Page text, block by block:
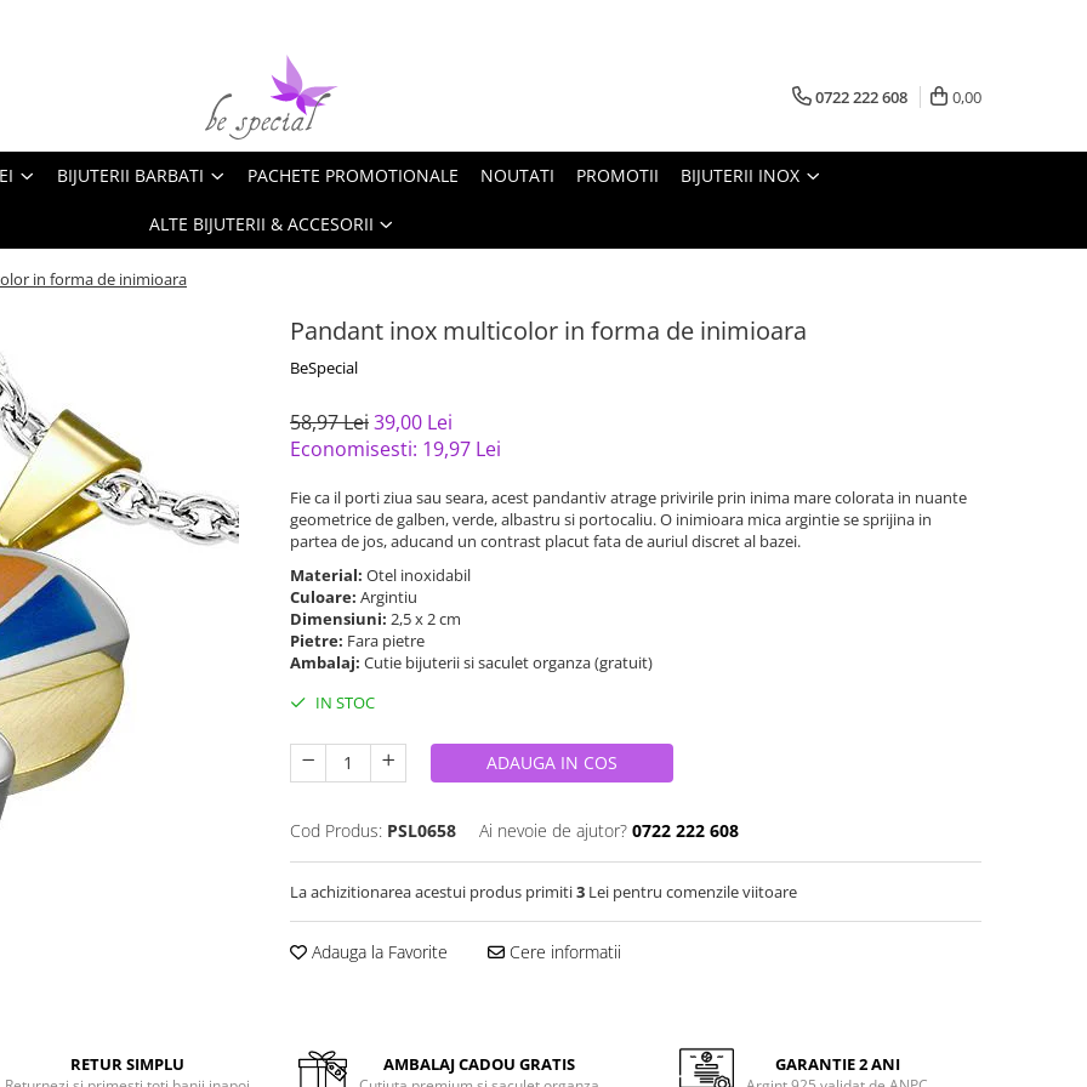
0722 222 608 0,00
BIJUTERII BARBATI PACHETE PROMOTIONALE NOUTATI PROMOTII BIJUTERII INOX
ALTE BIJUTERII & ACCESORII
in forma de inimioara
Pandant inox multicolor in forma de inimioara
BeSpecial
58,97 Lei39,00 Lei
Economisesti: 19,97 Lei
Fie ca il porti ziua sau seara, acest pandantiv atrage privirile prin inima mare colorata in nuante
geometrice de galben, verde, albastru si portocaliu. O inimioara mica argintie se sprijina in
partea de jos, aducand un contrast placut fata de auriul discret al bazei.
Material: Otel inoxidabil
Culoare: Argintiu
Dimensiuni: 2,5 x 2 cm
Pietre: Fara pietre
Ambalaj: Cutie bijuterii si saculet organza (gratuit)
IN STOC
ADAUGA IN COS
Cod Produs: PSL0658 Ai nevoie de ajutor? 0722 222 608
La achizitionarea acestui produs primiti3 Lei pentru comenzile viitoare
Adauga la Favorite Cere informatii
RETUR SIMPLU AMBALAJ CADOU GRATIS GARANTIE 2 ANI